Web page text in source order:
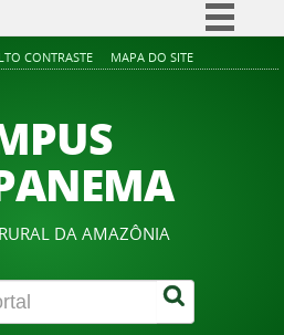
Simplifique!
Participe
Acesso à informação
Legislação
Canais
CONTRASTE MAPA DO SITE
DA AMAZÔNIA